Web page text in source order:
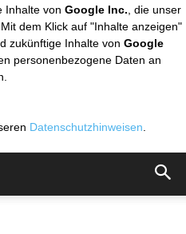
Inhalte von Google Inc. , die unser
dem Klick auf "Inhalte anzeigen"
zukünftige Inhalte von Google
personenbezogene Daten an
Datenschutzhinweisen